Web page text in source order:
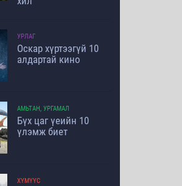
УРЛАГ
Оскар хүртээгүй 10
алдартай кино
АМЬТАН, УРГАМАЛ
Бүх цаг үеийн 10
үлэмж биет
ХҮМҮҮС